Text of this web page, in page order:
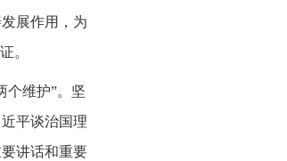
展作用，为
。
个维护”。坚
平谈治国理
讲话和重要